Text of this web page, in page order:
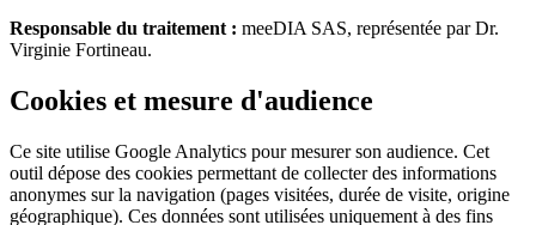
Responsable du traitement : meeDIA SAS, représentée par Dr.
Virginie Fortineau.
Cookies et mesure d'audience
Ce site utilise Google Analytics pour mesurer son audience. Cet
outil dépose des cookies permettant de collecter des informations
anonymes sur la navigation (pages visitées, durée de visite, origine
géographique). Ces données sont utilisées uniquement à des fins